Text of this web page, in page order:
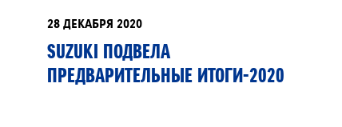
КУЗОВНЫЕ ЗАПЧАСТИ И РЕМОНТ
УЗНАТЬ СТОИМОСТЬ ДЕТАЛИ
28 ДЕКАБРЯ 2020
SUZUKI ПОДВЕЛА
ПРЕДВАРИТЕЛЬНЫЕ ИТОГИ-2020